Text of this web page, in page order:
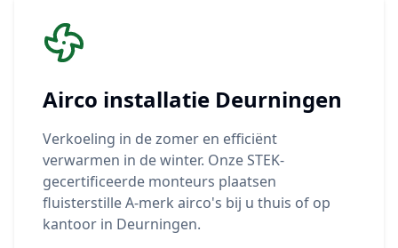
Airco installatie Deurningen
Verkoeling in de zomer en efficiënt
verwarmen in de winter. Onze STEK-
gecertificeerde monteurs plaatsen
fluisterstille A-merk airco's bij u thuis of op
kantoor in Deurningen.